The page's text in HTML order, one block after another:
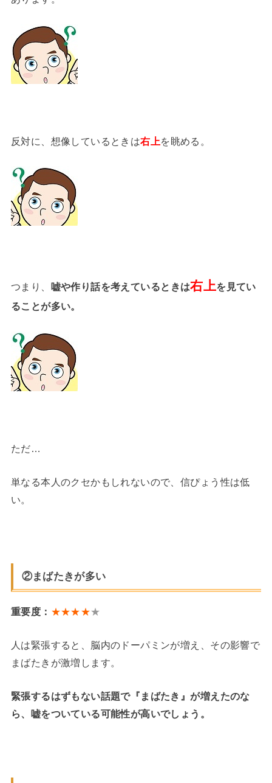
反対に、想像しているときは右上を眺める。
つまり、 嘘や作り話を考えているときは右上を見てい
ることが多い。
ただ…
単なる本人のクセかもしれないので、信ぴょう性は低
い。
②まばたきが多い
重要度： ★★★★★
人は緊張すると、脳内のドーパミンが増え、その影響で
まばたきが激増します。
緊張するはずもない話題で『まばたき』が増えたのな
ら、嘘をついている可能性が高いでしょう。